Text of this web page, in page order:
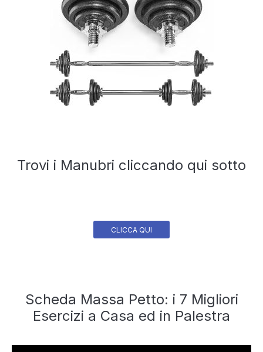
Trovi i Manubri cliccando qui sotto
CLICCA QUI
Scheda Massa Petto: i 7 Migliori
Esercizi a Casa ed in Palestra